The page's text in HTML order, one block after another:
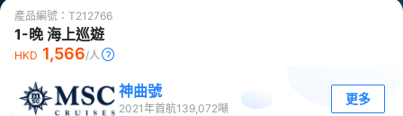
產品編號： T212766
1-晚 海上巡遊
HKD 1,566/人
神曲號
2021年首航139,072噸
更多